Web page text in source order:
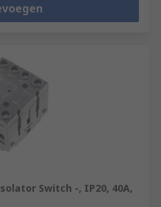
Switch -, IP20, 40A,